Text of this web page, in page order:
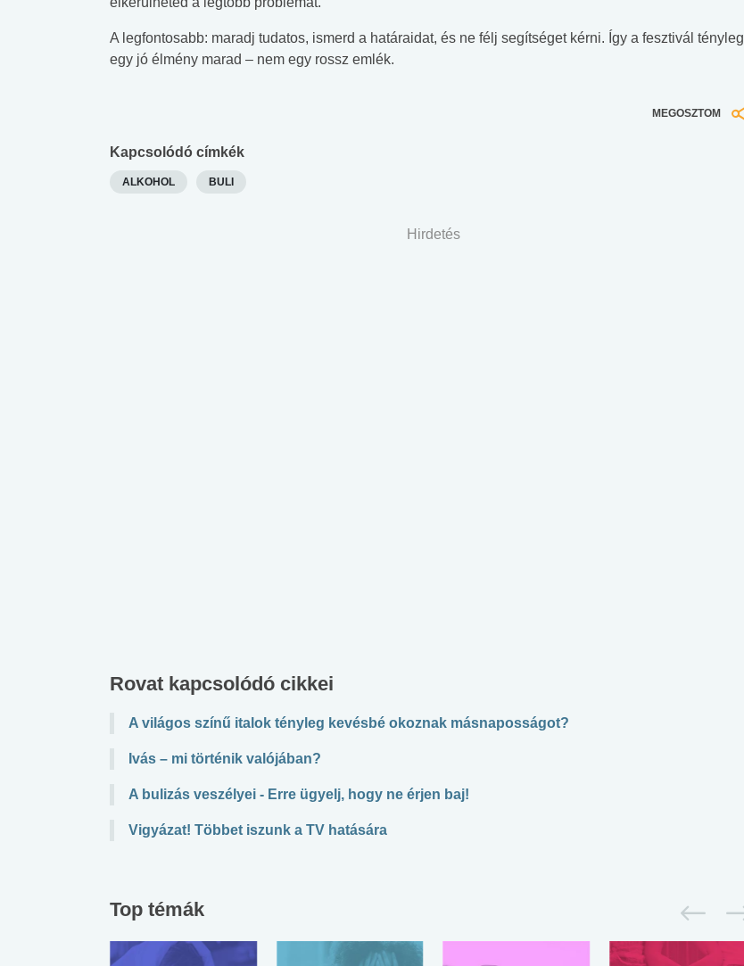
A legfontosabb: maradj tudatos, ismerd a határaidat, és ne félj segítséget kérni. Így a fesztivál tényleg
egy jó élmény marad – nem egy rossz emlék.
MEGOSZTOM
Kapcsolódó címkék
ALKOHOL BULI
Hirdetés
Rovat kapcsolódó cikkei
A világos színű italok tényleg kevésbé okoznak másnaposságot?
Ivás – mi történik valójában?
A bulizás veszélyei - Erre ügyelj, hogy ne érjen baj!
Vigyázat! Többet iszunk a TV hatására
Top témák
#Zöldövezet
Mekkora az ökológiai
lábnyomod?